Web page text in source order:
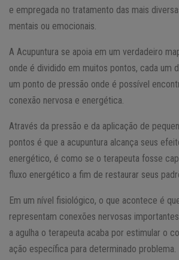
e empregada no tratamento das mais
mentais ou emocionais.
A Acupuntura se apoia em um verdadeiro
onde é dividido em muitos pontos, cada um
um ponto de pressão onde é possível
conexão nervosa e energética.
Através da pressão e da aplicação de
pontos é que a acupuntura alcança seus
energético, é como se o terapeuta fosse
fluxo energético a fim de restaurar seus
Em um nível fisiológico, o que acontece é
representam conexões nervosas
a agulha o terapeuta acaba por estimular o
ação específica para determinado problema.